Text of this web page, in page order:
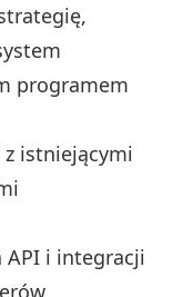
programem
istniejącymi
API i integracji